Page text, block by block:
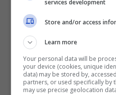
scopre la Sicilia più
bellezza del mare e
alla genuinità dei suoi
Sulla spiaggia di
casa di Montalbano,
services development
Store and/or access
Learn more
Your personal data will be
your device (cookies, unique
data) may be stored by,
partners, or used specifically by
may use precise geolocation